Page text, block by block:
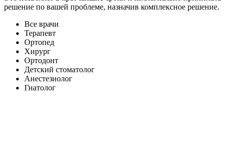
решение по вашей проблеме, назначив комплексное решение.
Все врачи
Терапевт
Ортопед
Хирург
Ортодонт
Детский стоматолог
Анестезиолог
Гнатолог